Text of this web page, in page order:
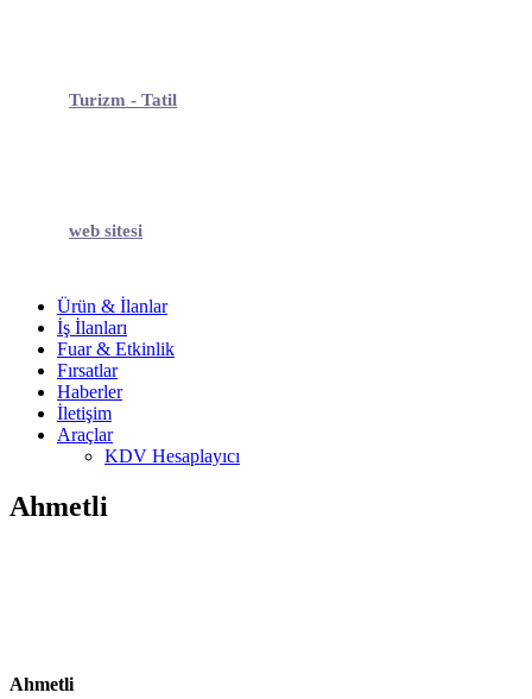
Turizm - Tatil
web sitesi
Ürün & İlanlar
İş İlanları
Fuar & Etkinlik
Fırsatlar
Haberler
İletişim
Araçlar
KDV Hesaplayıcı
Ahmetli
Ahmetli